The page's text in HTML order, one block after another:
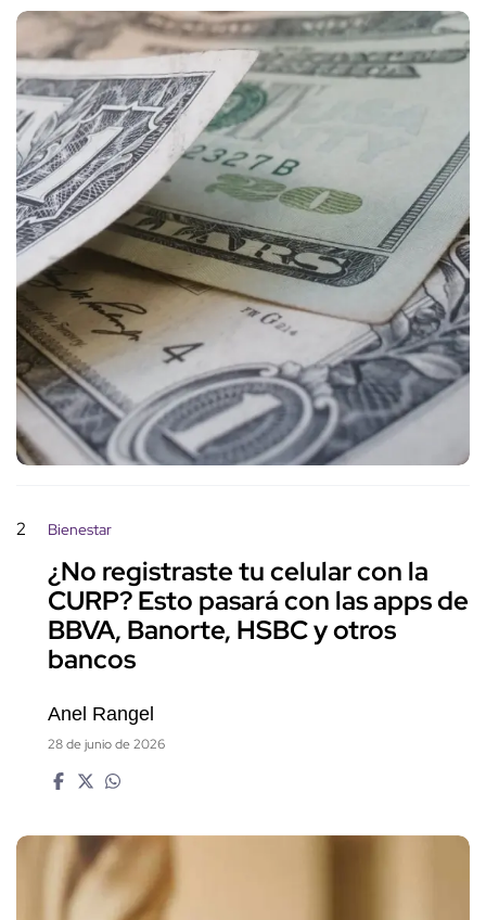
2 Bienestar
¿No registraste tu celular con la
CURP? Esto pasará con las apps de
BBVA, Banorte, HSBC y otros
bancos
Anel Rangel
28 de junio de 2026